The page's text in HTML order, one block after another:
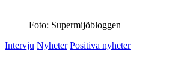
Foto: Supermijöbloggen
Intervju Nyheter Positiva nyheter